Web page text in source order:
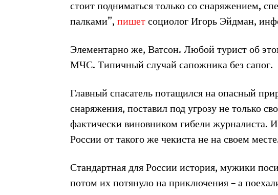
стоит подниматься только со снаряжением,
палками”, пишет социолог Игорь Эйдман,
Элементарно же, Ватсон. Любой турист об
МЧС. Типичный случай сапожника без сапог.
Главный спасатель потащился на опасный
снаряжения, поставил под угрозу не только
фактически виновником гибели журналиста.
России от такого же чекиста не на своем
Стандартная для России история, мужики
потом их потянуло на приключения – а